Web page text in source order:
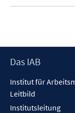
Footer
Das IAB
Institut für
Leitbild
Institutsleitung